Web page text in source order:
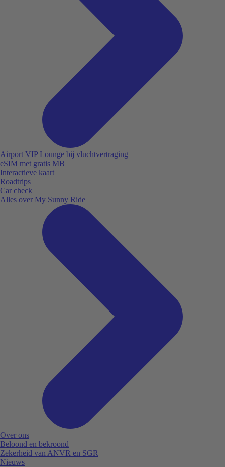
Airport VIP Lounge bij vluchtvertraging
eSIM met gratis MB
Interactieve kaart
Roadtrips
Car check
Alles over My Sunny Ride
Over ons
Beloond en bekroond
Zekerheid van ANVR en SGR
Nieuws